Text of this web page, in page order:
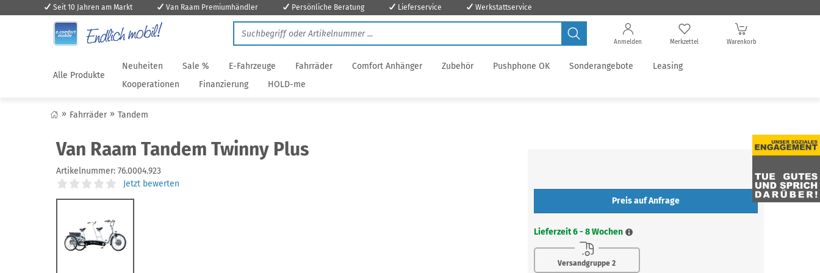
Seit 10 Jahren am Markt Van Raam Premiumhändler Persönliche Beratung Lieferservice Werkstattservice
Anmelden Merkzettel Warenkorb
Alle Produkte
Neuheiten Sale % E-Fahrzeuge Fahrräder Comfort Anhänger Zubehör Pushphone OK Sonderangebote
Leasing
Kooperationen
Finanzierung HOLD-me
Fahrräder Tandem
Van Raam Tandem Twinny Plus
Artikelnummer: 76.0004.923
Jetzt bewerten
Preis auf Anfrage
Lieferzeit 6 - 8 Wochen
Versandgruppe 2